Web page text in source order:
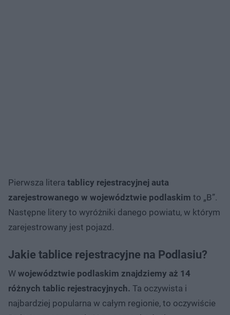
Pierwsza litera tablicy rejestracyjnej auta
zarejestrowanego w województwie podlaskim to „B”.
Następne litery to wyróżniki danego powiatu, w którym
zarejestrowany jest pojazd.
Jakie tablice rejestracyjne na Podlasiu?
W województwie podlaskim znajdziemy aż 14
różnych tablic rejestracyjnych. Ta oczywista i
najbardziej popularna w całym regionie, to oczywiście